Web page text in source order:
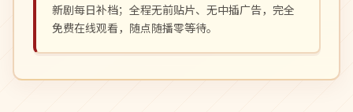
新剧每日补档；全程无前贴片、无中插广告，完全
免费在线观看，随点随播零等待。